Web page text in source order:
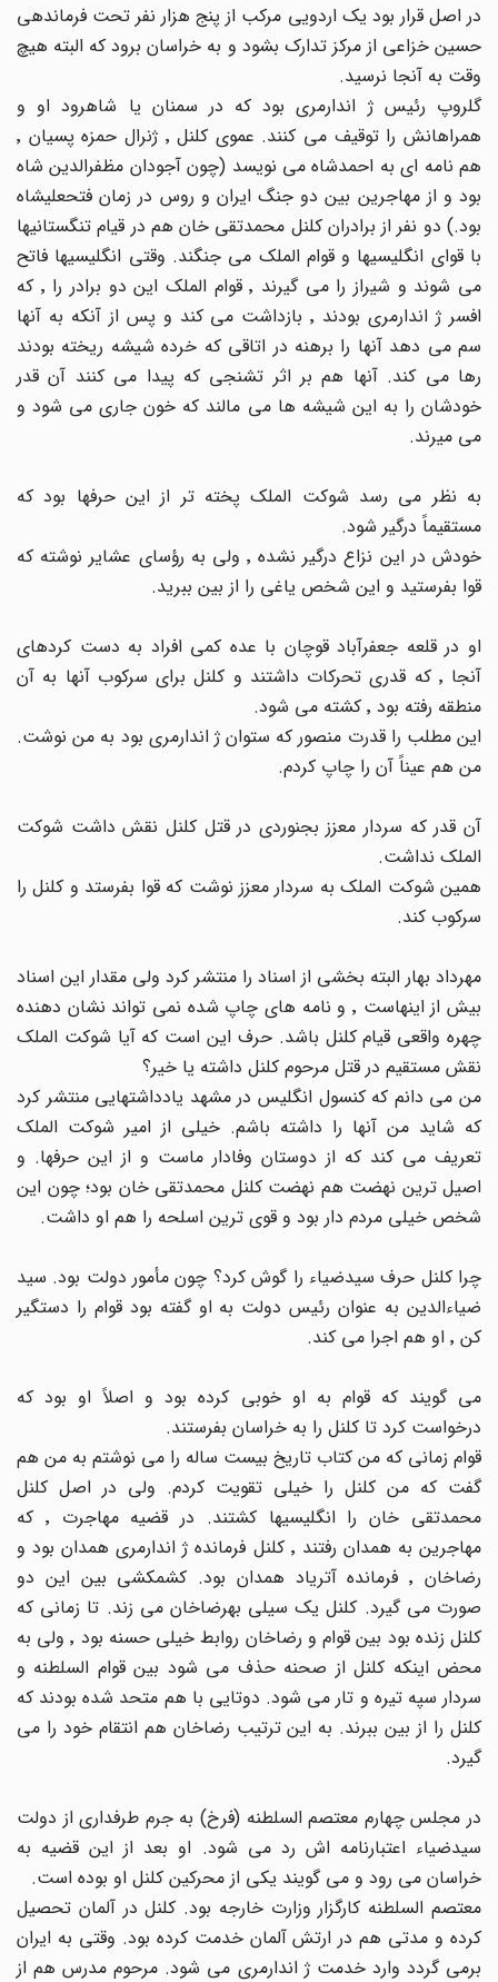
در اصل قرار بود یک اردویی مرکب از پنج هزار نفر تحت فرماندهی
حسین خزاعی از مرکز تدارک بشود و به خراسان برود که البته هیچ
وقت به آنجا نرسید.
گلروپ رئیس ژ اندارمری بود که در سمنان یا شاهرود او و
همراهانش را توقیف می کنند. عموی کلنل ٬ ژنرال حمزه پسیان ٬
هم نامه ای به احمدشاه می نویسد (چون آجودان مظفرالدین شاه
بود و از مهاجرین بین دو جنگ ایران و روس در زمان فتحعلیشاه
بود.) دو نفر از برادران کلنل محمدتقی خان هم در قیام تنگستانیها
با قوای انگلیسیها و قوام الملک می جنگند. وقتی انگلیسیها فاتح
می شوند و شیراز را می گیرند ٬ قوام الملک این دو برادر را ٬ که
افسر ژ اندارمری بودند ٬ بازداشت می کند و پس از آنکه به آنها
سم می دهد آنها را برهنه در اتاقی که خرده شیشه ریخته بودند
رها می کند. آنها هم بر اثر تشنجی که پیدا می کنند آن قدر
خودشان را به این شیشه ها می مالند که خون جاری می شود و
می میرند.
به نظر می رسد شوکت الملک پخته تر از این حرفها بود که
مستقیماً درگیر شود.
خودش در این نزاع درگیر نشده ٬ ولی به رؤسای عشایر نوشته که
قوا بفرستید و این شخص یاغی را از بین ببرید.
او در قلعه جعفرآباد قوچان با عده کمی افراد به دست کردهای
آنجا ٬ که قدری تحرکات داشتند و کلنل برای سرکوب آنها به آن
منطقه رفته بود ٬ کشته می شود.
این مطلب را قدرت منصور که ستوان ژ اندارمری بود به من نوشت.
من هم عیناً آن را چاپ کردم.
آن قدر که سردار معزز بجنوردی در قتل کلنل نقش داشت شوکت
الملک نداشت.
همین شوکت الملک به سردار معزز نوشت که قوا بفرستد و کلنل را
سرکوب کند.
مهرداد بهار البته بخشی از اسناد را منتشر کرد ولی مقدار این اسناد
بیش از اینهاست ٬ و نامه های چاپ شده نمی تواند نشان دهنده
چهره واقعی قیام کلنل باشد. حرف این است که آیا شوکت الملک
نقش مستقیم در قتل مرحوم کلنل داشته یا خیر؟
من می دانم که کنسول انگلیس در مشهد یادداشتهایی منتشر کرد
که شاید من آنها را داشته باشم. خیلی از امیر شوکت الملک
تعریف می کند که از دوستان وفادار ماست و از این حرفها. و
اصیل ترین نهضت هم نهضت کلنل محمدتقی خان بود؛ چون این
شخص خیلی مردم دار بود و قوی ترین اسلحه را هم او داشت.
چرا کلنل حرف سیدضیاء را گوش کرد؟ چون مأمور دولت بود. سید
ضیاءالدین به عنوان رئیس دولت به او گفته بود قوام را دستگیر
کن ٬ او هم اجرا می کند.
می گویند که قوام به او خوبی کرده بود و اصلاً او بود که
درخواست کرد تا کلنل را به خراسان بفرستند.
قوام زمانی که من کتاب تاریخ بیست ساله را می نوشتم به من هم
گفت که من کلنل را خیلی تقویت کردم. ولی در اصل کلنل
محمدتقی خان را انگلیسیها کشتند. در قضیه مهاجرت ٬ که
مهاجرین به همدان رفتند ٬ کلنل فرمانده ژ اندارمری همدان بود و
رضاخان ٬ فرمانده آتریاد همدان بود. کشمکشی بین این دو
صورت می گیرد. کلنل یک سیلی بهرضاخان می زند. تا زمانی که
کلنل زنده بود بین قوام و رضاخان روابط خیلی حسنه بود ٬ ولی به
محض اینکه کلنل از صحنه حذف می شود بین قوام السلطنه و
سردار سپه تیره و تار می شود. دوتایی با هم متحد شده بودند که
کلنل را از بین ببرند. به این ترتیب رضاخان هم انتقام خود را می
گیرد.
در مجلس چهارم معتصم السلطنه (فرخ) به جرم طرفداری از دولت
سیدضیاء اعتبارنامه اش رد می شود. او بعد از این قضیه به
خراسان می رود و می گویند یکی از محرکین کلنل او بوده است.
معتصم السلطنه کارگزار وزارت خارجه بود. کلنل در آلمان تحصیل
کرده و مدتی هم در ارتش آلمان خدمت کرده بود. وقتی به ایران
برمی گردد وارد خدمت ژ اندارمری می شود. مرحوم مدرس هم از